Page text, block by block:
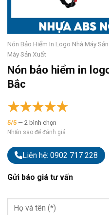
Nón Bảo Hiểm In Logo Nhà Máy
Máy Sản Xuất
Nón bảo hiểm in
Bắc
★
★
★
★
★
5/5 — 2 bình chọn
Nhấn sao để đánh giá
Liên hệ: 0902 717 228
Gửi báo giá tư vấn